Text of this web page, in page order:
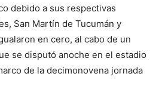
debido a sus respectivas
San Martín de Tucumán y
en cero, al cabo de un
se disputó anoche en el estadio
de la decimonovena jornada